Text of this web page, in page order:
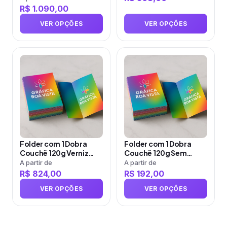
R$ 1.090,00
VER OPÇÕES
na
página
produto
VER OPÇÕES
na
página
produto
Folder com 1 Dobra
Couchê 120g Verniz
Total Frente e Verso
A partir de
R$ 824,00
VER OPÇÕES
Este
produto
tem
várias
variantes.
opções
podem
ser
escolhidas
página
Folder com 1 Dobra
Couchê 120g Sem
Verniz
A partir de
R$ 192,00
VER OPÇÕES
Este
produto
tem
várias
variantes.
opções
podem
ser
escolhidas
página